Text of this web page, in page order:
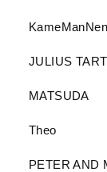
KameManNen
JULIUS
MATSUDA
Theo
PETER AND